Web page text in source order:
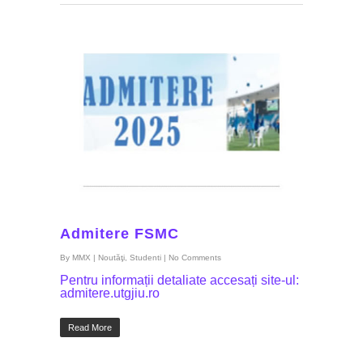
Admitere FSMC
By MMX Noutăţi, Studenti No Comments
Pentru informații detaliate accesați site-ul:
admitere.utgjiu.ro
Read More